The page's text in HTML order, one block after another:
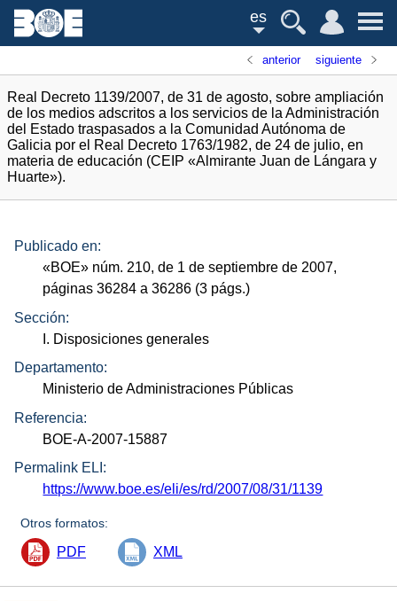
es
anterior siguiente
Real Decreto 1139/2007, de 31 de agosto, sobre ampliación
de los medios adscritos a los servicios de la Administración
del Estado traspasados a la Comunidad Autónoma de
Galicia por el Real Decreto 1763/1982, de 24 de julio, en
materia de educación (CEIP «Almirante Juan de Lángara y
Huarte»).
Publicado en:
«BOE» núm. 210, de 1 de septiembre de 2007,
páginas 36284 a 36286 (3 págs.)
Sección:
I. Disposiciones generales
Departamento:
Ministerio de Administraciones Públicas
Referencia:
BOE-A-2007-15887
Permalink ELI:
https://www.boe.es/eli/es/rd/2007/08/31/1139
Otros formatos:
PDF XML